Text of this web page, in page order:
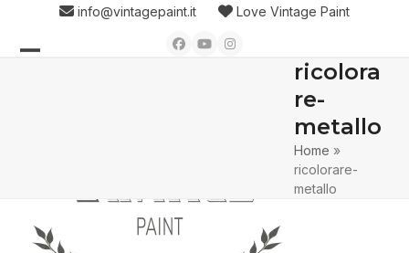
content
info@vintagepaint.it Love Vintage Paint
Facebook
YouTubeInstagram
ricolora
re-
metallo
Home »
ricolorare-
metallo